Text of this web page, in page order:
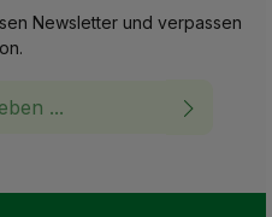
Newsletter und verpassen